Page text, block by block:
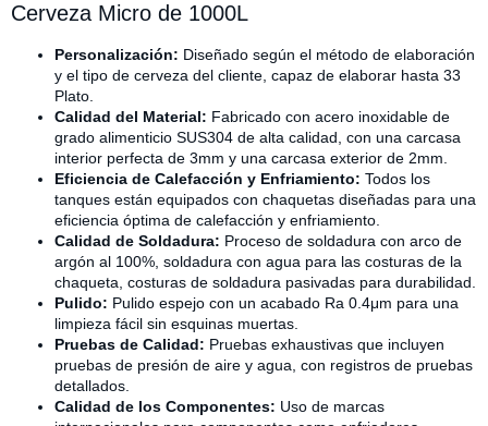
Cerveza Micro de 1000L
Personalización: Diseñado según el método de elaboración
y el tipo de cerveza del cliente, capaz de elaborar hasta 33
Plato.
Calidad del Material: Fabricado con acero inoxidable de
grado alimenticio SUS304 de alta calidad, con una carcasa
interior perfecta de 3mm y una carcasa exterior de 2mm.
Eficiencia de Calefacción y Enfriamiento: Todos los
tanques están equipados con chaquetas diseñadas para una
eficiencia óptima de calefacción y enfriamiento.
Calidad de Soldadura: Proceso de soldadura con arco de
argón al 100%, soldadura con agua para las costuras de la
chaqueta, costuras de soldadura pasivadas para durabilidad.
Pulido: Pulido espejo con un acabado Ra 0.4μm para una
limpieza fácil sin esquinas muertas.
Pruebas de Calidad: Pruebas exhaustivas que incluyen
pruebas de presión de aire y agua, con registros de pruebas
detallados.
Calidad de los Componentes: Uso de marcas